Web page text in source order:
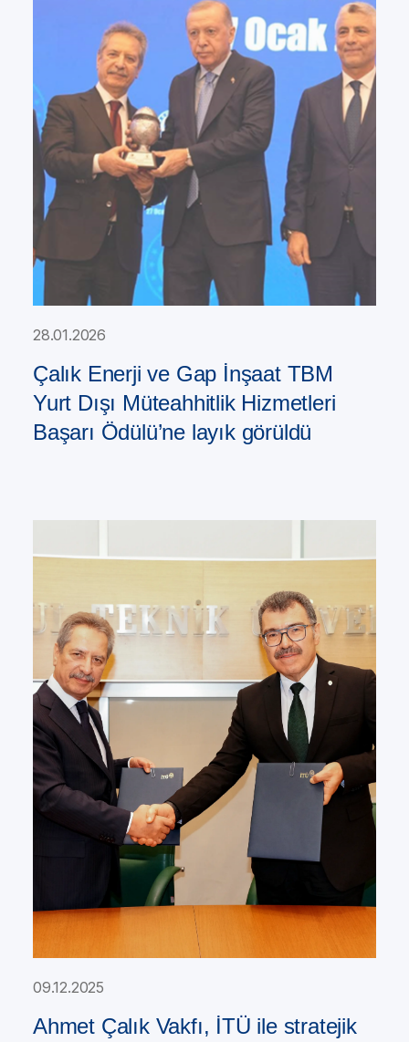
28.01.2026
Çalık Enerji ve Gap İnşaat TBM
Yurt Dışı Müteahhitlik Hizmetleri
Başarı Ödülü’ne layık görüldü
09.12.2025
Ahmet Çalık Vakfı, İTÜ ile stratejik